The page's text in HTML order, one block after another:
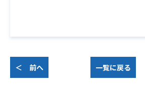
＜ 前へ 一覧に戻る